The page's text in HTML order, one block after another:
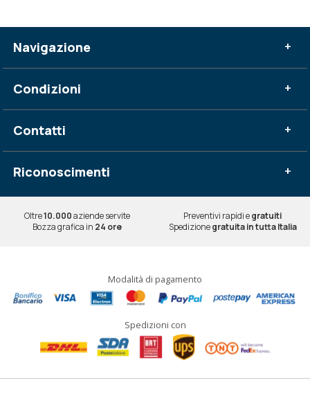
Navigazione +
Condizioni +
Contatti +
Riconoscimenti +
Oltre10.000aziende servite Preventivi rapidi egratuiti
Bozza grafica in 24 ore Spedizionegratuita in tutta Italia
Modalità di pagamento
Spedizioni con